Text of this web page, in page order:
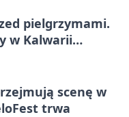
pielgrzymami.
w Kalwarii
scenę w
trwa